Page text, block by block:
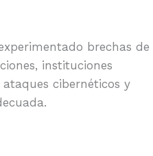
brechas de
instituciones
cibernéticos y